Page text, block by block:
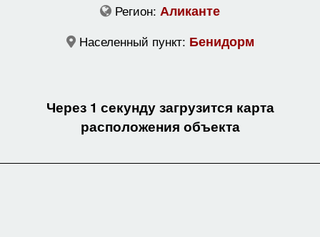
Регион: Аликанте
Населенный пункт: Бенидорм
Через 1 секунду загрузится карта
расположения объекта